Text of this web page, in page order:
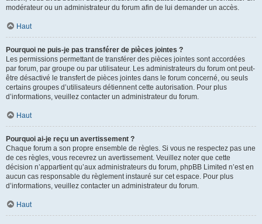
modérateur ou un administrateur du forum afin de lui demander un accès.
Haut
Pourquoi ne puis-je pas transférer de pièces jointes ?
Les permissions permettant de transférer des pièces jointes sont accordées
par forum, par groupe ou par utilisateur. Les administrateurs du forum ont peut-
être désactivé le transfert de pièces jointes dans le forum concerné, ou seuls
certains groupes d’utilisateurs détiennent cette autorisation. Pour plus
d’informations, veuillez contacter un administrateur du forum.
Haut
Pourquoi ai-je reçu un avertissement ?
Chaque forum a son propre ensemble de règles. Si vous ne respectez pas une
de ces règles, vous recevrez un avertissement. Veuillez noter que cette
décision n’appartient qu’aux administrateurs du forum, phpBB Limited n’est en
aucun cas responsable du règlement instauré sur cet espace. Pour plus
d’informations, veuillez contacter un administrateur du forum.
Haut